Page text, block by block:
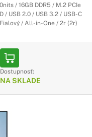
/ 16GB DDR5 / M.2 PCIe
/ USB 2.0 / USB 3.2 / USB-C
/ All-in-One / 2r (2r)
Dostupnosť:
NA SKLADE